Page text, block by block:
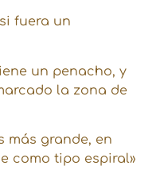
fuera un
un penacho, y
la zona de
más grande, en
como tipo espiral»